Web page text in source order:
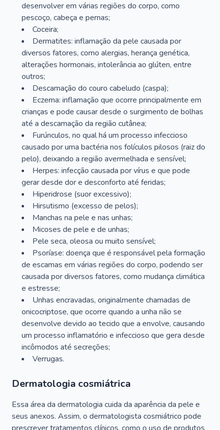
desenvolver em várias regiões do corpo, como
pescoço, cabeça e pernas;
Coceira;
Dermatites: inflamação da pele causada por
diversos fatores, como alergias, herança genética,
alterações hormonais, intolerância ao glúten, entre
outros;
Descamação do couro cabeludo (caspa);
Eczema: inflamação que ocorre principalmente em
crianças e pode causar desde o surgimento de bolhas
até a descamação da região cutânea;
Furúnculos, no qual há um processo infeccioso
causado por uma bactéria nos folículos pilosos (raiz do
pelo), deixando a região avermelhada e sensível;
Herpes: infecção causada por vírus e que pode
gerar desde dor e desconforto até feridas;
Hiperidrose (suor excessivo);
Hirsutismo (excesso de pelos);
Manchas na pele e nas unhas;
Micoses de pele e de unhas;
Pele seca, oleosa ou muito sensível;
Psoríase: doença que é responsável pela formação
de escamas em várias regiões do corpo, podendo ser
causada por diversos fatores, como mudança climática
e estresse;
Unhas encravadas, originalmente chamadas de
onicocriptose, que ocorre quando a unha não se
desenvolve devido ao tecido que a envolve, causando
um processo inflamatório e infeccioso que gera desde
incômodos até secreções;
Verrugas.
Dermatologia cosmiátrica
Essa área da dermatologia cuida da aparência da pele e
seus anexos. Assim, o dermatologista cosmiátrico pode